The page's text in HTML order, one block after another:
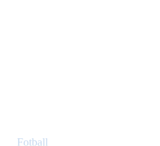
Fotball